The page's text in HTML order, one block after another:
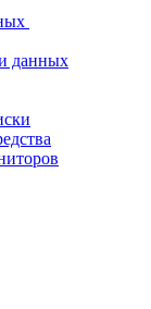
данных